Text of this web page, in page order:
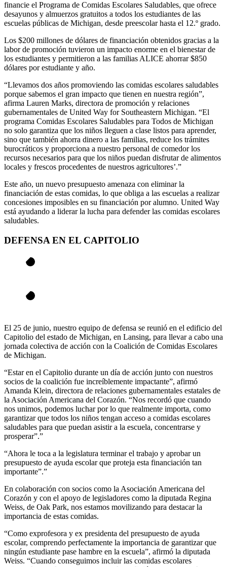
financie el Programa de Comidas Escolares Saludables, que ofrece
desayunos y almuerzos gratuitos a todos los estudiantes de las
escuelas públicas de Michigan, desde preescolar hasta el 12.º grado.
Los $200 millones de dólares de financiación obtenidos gracias a la
labor de promoción tuvieron un impacto enorme en el bienestar de
los estudiantes y permitieron a las familias ALICE ahorrar $850
dólares por estudiante y año.
“Llevamos dos años promoviendo las comidas escolares saludables
porque sabemos el gran impacto que tienen en nuestra región”,
afirma Lauren Marks, directora de promoción y relaciones
gubernamentales de United Way for Southeastern Michigan. “El
programa Comidas Escolares Saludables para Todos de Michigan
no solo garantiza que los niños lleguen a clase listos para aprender,
sino que también ahorra dinero a las familias, reduce los trámites
burocráticos y proporciona a nuestro personal de comedor los
recursos necesarios para que los niños puedan disfrutar de alimentos
locales y frescos procedentes de nuestros agricultores’.”
Este año, un nuevo presupuesto amenaza con eliminar la
financiación de estas comidas, lo que obliga a las escuelas a realizar
concesiones imposibles en su financiación por alumno. United Way
está ayudando a liderar la lucha para defender las comidas escolares
saludables.
DEFENSA EN EL CAPITOLIO
El 25 de junio, nuestro equipo de defensa se reunió en el edificio del
Capitolio del estado de Michigan, en Lansing, para llevar a cabo una
jornada colectiva de acción con la Coalición de Comidas Escolares
de Michigan.
“Estar en el Capitolio durante un día de acción junto con nuestros
socios de la coalición fue increíblemente impactante”, afirmó
Amanda Klein, directora de relaciones gubernamentales estatales de
la Asociación Americana del Corazón. “Nos recordó que cuando
nos unimos, podemos luchar por lo que realmente importa, como
garantizar que todos los niños tengan acceso a comidas escolares
saludables para que puedan asistir a la escuela, concentrarse y
prosperar”.”
“Ahora le toca a la legislatura terminar el trabajo y aprobar un
presupuesto de ayuda escolar que proteja esta financiación tan
importante”.”
En colaboración con socios como la Asociación Americana del
Corazón y con el apoyo de legisladores como la diputada Regina
Weiss, de Oak Park, nos estamos movilizando para destacar la
importancia de estas comidas.
“Como exprofesora y ex presidenta del presupuesto de ayuda
escolar, comprendo perfectamente la importancia de garantizar que
ningún estudiante pase hambre en la escuela”, afirmó la diputada
Weiss. “Cuando conseguimos incluir las comidas escolares